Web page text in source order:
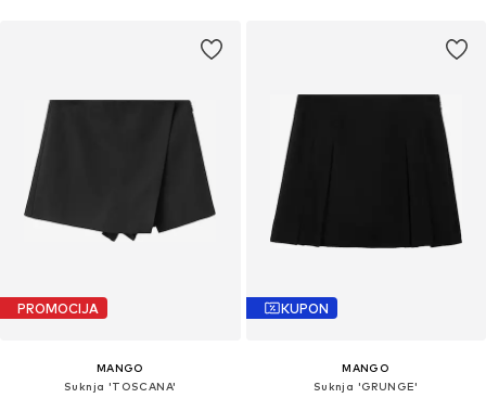
PROMOCIJA
MANGO
Suknja 'TOSCANA'
KUPON
MANGO
Suknja 'GRUNGE'